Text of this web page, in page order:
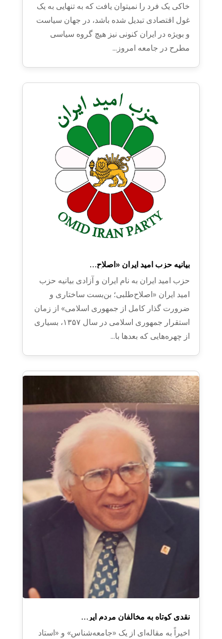
خاکی یک فرد را نمیتوان یافت که به تنهایی به یک
غول اقتصادی تبدیل شده باشد، در جهان سیاست
و بویژه در ایران کنونی نیز هیچ گروه سیاسی
مطرح در جامعه امروز...
بیانیه حزب امید ایران ​«اصلاح‌…
حزب امید ایران به نام ایران و آزادی بیانیه حزب
امید ایران ​«اصلاح‌طلبی؛ بن‌بست ساختاری و
ضرورت گذار کامل از جمهوری اسلامی» ​از زمان
استقرار جمهوری اسلامی در سال ۱۳۵۷، بسیاری
از چهره‌هایی که بعدها با...
نقدی کوتاه به مخالفان مردم ایر…
اخیراً به مقاله‌ای از یک «جامعه‌شناس» و «استاد